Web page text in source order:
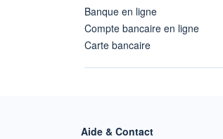
Banque en ligne
Compte bancaire en ligne
Carte bancaire
Aide & Contact